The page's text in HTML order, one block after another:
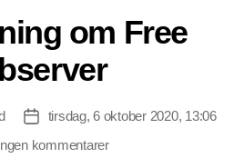
om Free
Indlægsdato
tirsdag, 6 oktober 2020, 13:06
kommentarertil